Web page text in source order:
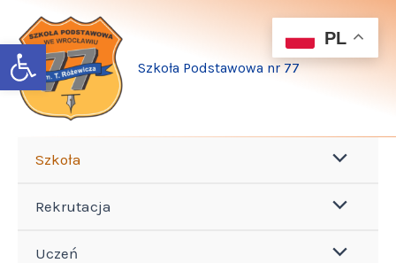
Open toolbar
Przejdź
treści
Szkoła Podstawowa nr 77
Szkoła
Rekrutacja
Uczeń
PL